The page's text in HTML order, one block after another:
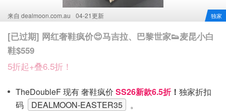
来自 dealmoon.com.au 04-21更新 独家
[已过期] 网红奢鞋疯价😍马吉拉、巴黎世家👟麦昆小白
鞋$559
5折起+叠6.5折！
TheDoubleF 现有 奢鞋疯价 SS26新款6.5折！ 独家折扣
码
DEALMOON-EASTER35
。